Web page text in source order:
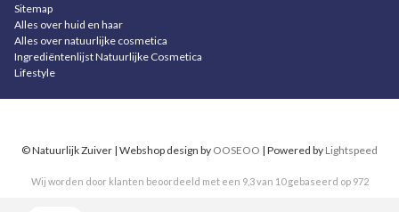
Sitemap
Alles over huid en haar
Alles over natuurlijke cosmetica
Ingrediëntenlijst Natuurlijke Cosmetica
Lifestyle
© Natuurlijk Zuiver | Webshop design by OOSEOO | Powered by Lightspeed
Wij worden door klanten beoordeeld met een 9,3van 10gebaseerd op 972